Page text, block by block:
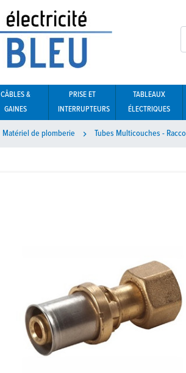
CÂBLES &
GAINES
PRISE ET
INTERRUPTEURS
TABLEAUX
ÉLECTRIQUES
Matériel de plomberie  Tubes Multicouches -